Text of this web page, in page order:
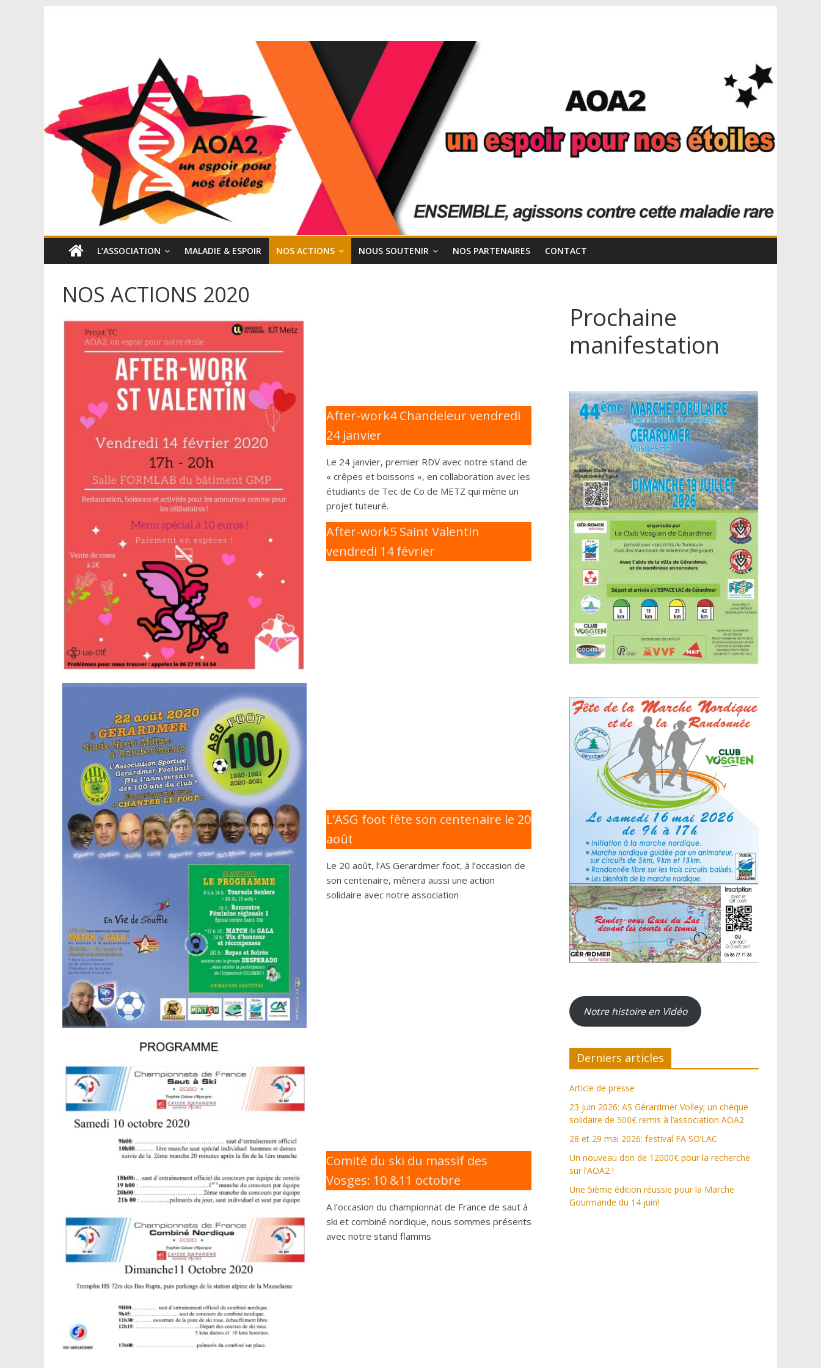
L’ASSOCIATION MALADIE & ESPOIR NOS ACTIONS NOUS SOUTENIR NOS PARTENAIRES CONTACT
NOS ACTIONS 2020
After-work4 Chandeleur vendredi
24 janvier
Le 24 janvier, premier RDV avec notre stand de
« crêpes et boissons », en collaboration avec les
étudiants de Tec de Co de METZ qui mène un
projet tuteuré.
After-work5 Saint Valentin
vendredi 14 février
L’ASG foot fête son centenaire le 20
août
Le 20 août, l’AS Gerardmer foot, à l’occasion de
son centenaire, mènera aussi une action
solidaire avec notre association
Comité du ski du massif des
Vosges: 10 &11 octobre
A l’occasion du championnat de France de saut à
ski et combiné nordique, nous sommes présents
avec notre stand flamms
Prochaine
manifestation
Notre histoire en Vidéo
Derniers articles
Article de presse
23 juin 2026: AS Gérardmer Volley; un chèque
solidaire de 500€ remis à l’association AOA2
28 et 29 mai 2026: festival FA SO’LAC
Un nouveau don de 12000€ pour la recherche
sur l’AOA2 !
Une 5ième édition réussie pour la Marche
Gourmande du 14 juin!